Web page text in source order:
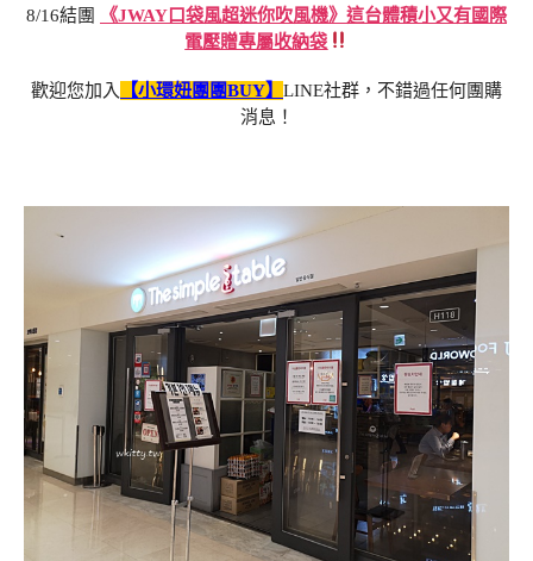
8/16結團
《JWAY口袋風超迷你吹風機》這台體積小又有國際
電壓贈專屬收納袋
歡迎您加入 【小環妞團團BUY】 LINE社群，不錯過任何團購
消息！